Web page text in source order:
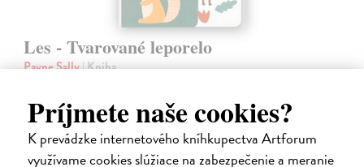
Príjmete naše cookies?
K prevádzke internetového kníhkupectva Artforum
využívame cookies slúžiace na zabezpečenie a meranie
Les - Tvarované leporelo
Payne Sally| Kniha
zaujme malé deti a zoznámi ich so životom v lese.
Do 4 dní
7,66 €